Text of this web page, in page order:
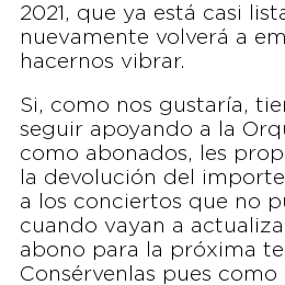
2021, que ya está casi
nuevamente volverá a
hacernos vibrar.
Si, como nos gustaría,
seguir apoyando a la
como abonados, les
la devolución del
a los conciertos que no
cuando vayan a
abono para la próxima
Consérvenlas pues